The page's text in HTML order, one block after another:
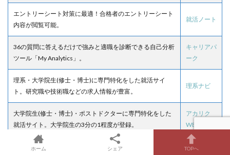
エントリーシート対策に最適！合格者のエントリーシート
内容が閲覧可能。
就活ノート
36の質問に答えるだけで強みと適職を診断できる自己分析
ツール「My Analytics」。
キャリアパ
ーク
理系・大学院生(修士・博士)に専門特化をした就活サイ
ト。研究職や技術職などの求人情報が豊富。
理系ナビ
大学院生(修士・博士)・ポストドクターに専門特化をした
就活サイト。大学院生の3分の1程度が登録。
アカリク
WEB
合格者のエントリーシートや選考体験談などが見放題。就
ワンキャリ
ホーム シェア TOPへ